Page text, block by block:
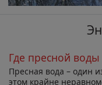
Где пресной
Пресная вода – один
этом крайне